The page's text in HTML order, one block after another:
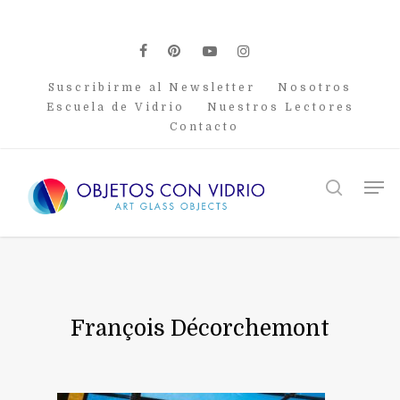
facebook
pinterest
youtubeinstagram
Suscribirme al Newsletter
Nosotros
Escuela de Vidrio
Nuestros Lectores
Contacto
search
François Décorchemont